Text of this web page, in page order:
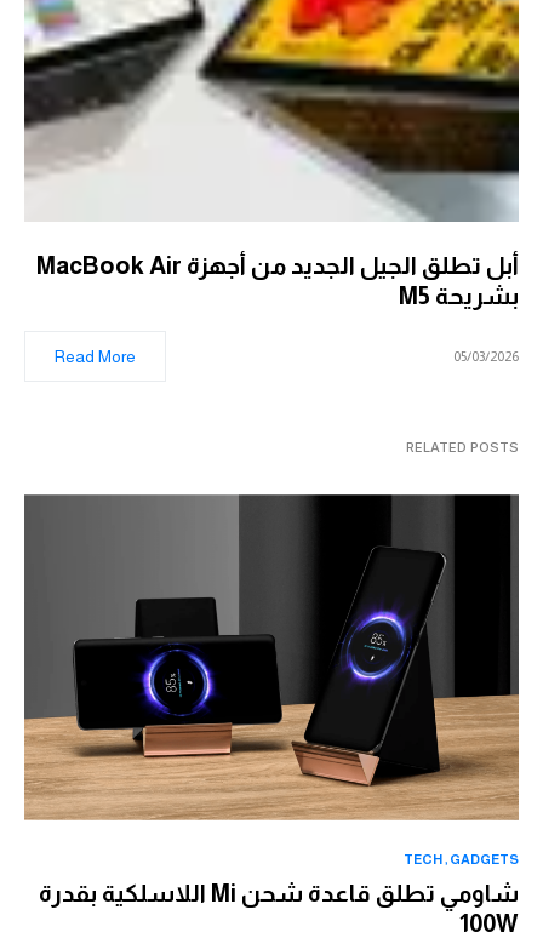
أبل تطلق الجيل الجديد من أجهزة MacBook Air
بشريحة M5
05/03/2026
Read More
RELATED POSTS
GADGETS
TECH
شاومي تطلق قاعدة شحن Mi اللاسلكية بقدرة
100W